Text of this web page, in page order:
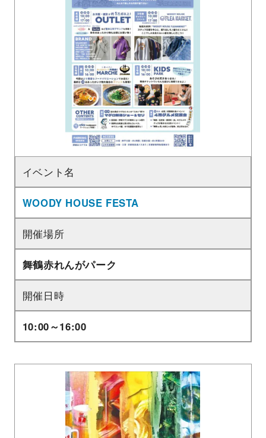
イベント名
WOODY HOUSE FESTA
開催場所
舞鶴赤れんがパーク
開催日時
10:00～16:00